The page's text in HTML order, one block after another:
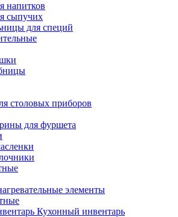
напитков
сыпучих
для специй
столовых приборов
для фуршета
элементы
Кухонный инвентарь